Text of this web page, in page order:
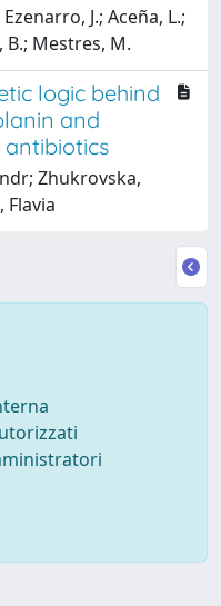
J.; Aceña, L.;
B.; Mestres, M.
logic behind
and
Zhukrovska,
Flavia